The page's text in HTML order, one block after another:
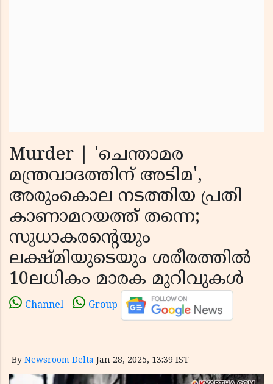
Murder | 'ചെന്താമര
മന്ത്രവാദത്തിന് അടിമ',
അരുംകൊല നടത്തിയ പ്രതി
കാണാമറയത്ത് തന്നെ;
സുധാകരന്റെയും
ലക്ഷ്മിയുടെയും ശരീരത്തിൽ
10ലധികം മാരക മുറിവുകള്‍
Channel Group
By Newsroom Delta Jan 28, 2025, 13:39 IST